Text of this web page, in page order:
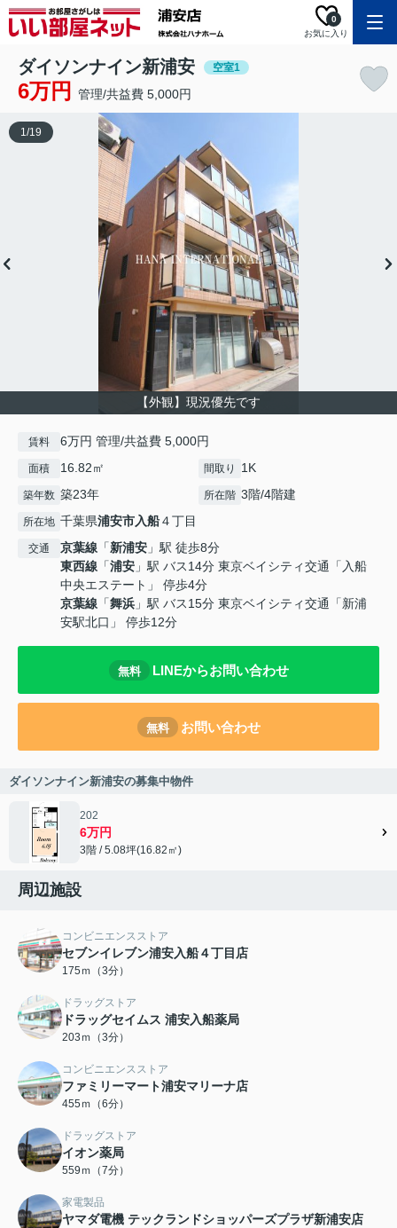
お気に入り
0
ダイソンナイン新浦安 空室1
6万円 管理/共益費 5,000円
【外観】現況優先です
1/19
賃料 6万円 管理/共益費 5,000円
面積 16.82㎡ 間取り 1K
築年数 築23年 所在階 3階/4階建
所在地 千葉県浦安市入船４丁目
交通 京葉線 「新浦安 」駅 徒歩8分
東西線 「浦安 」駅 バス14分 東京ベイシティ交通「入船
中央エステート」 停歩4分
京葉線 「舞浜 」駅 バス15分 東京ベイシティ交通「新浦
安駅北口」 停歩12分
無料 LINEからお問い合わせ
無料 お問い合わせ
ダイソンナイン新浦安の募集中物件
202
6万円
3階 / 5.08坪(16.82㎡)
周辺施設
コンビニエンスストア
セブンイレブン浦安入船４丁目店
175ｍ（3分）
ドラッグストア
ドラッグセイムス 浦安入船薬局
203ｍ（3分）
コンビニエンスストア
ファミリーマート浦安マリーナ店
455ｍ（6分）
ドラッグストア
イオン薬局
559ｍ（7分）
家電製品
ヤマダ電機 テックランドショッパーズプラザ新浦安店